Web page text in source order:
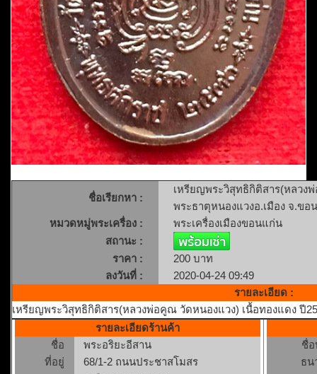
ชื่อเรียกหา :
เหรียญพระวิสุทธิกิติสาร(หลวง
พระธาตุหนองแวงอ.เมือง จ.ขอ
หมวดหมู่พระเครื่อง :
พระเครื่องเมืองขอนแก่น
สถานะ :
ราคา :
200 บาท
ลงวันที่ :
2020-04-24 09:49
รายละเอียด :
เหรียญพระวิสุทธิกิติสาร(หลวงพ่อคูณ วัดหนองแวง) เนื้อทองแดง ปี
รายละเอียดร้านค้า
ชื่อ
พระอริยะอีสาน
ที่อยู่
68/1-2 ถนนประชาสโมสร
ชื่
ธน